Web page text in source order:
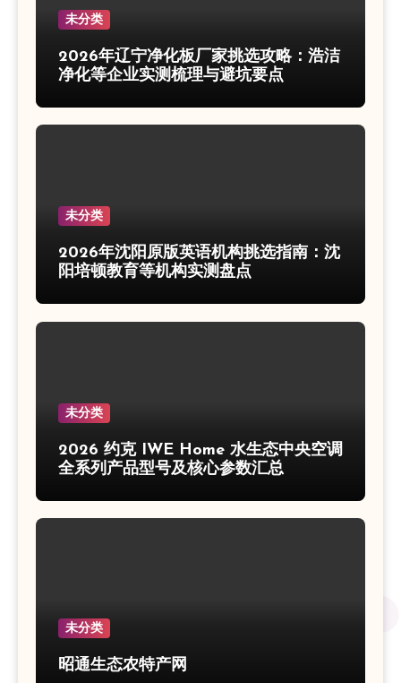
未分类
2026年辽宁净化板厂家挑选攻略：浩洁
净化等企业实测梳理与避坑要点
未分类
2026年沈阳原版英语机构挑选指南：沈
阳培顿教育等机构实测盘点
未分类
2026 约克 IWE Home 水生态中央空调
全系列产品型号及核心参数汇总
未分类
昭通生态农特产网